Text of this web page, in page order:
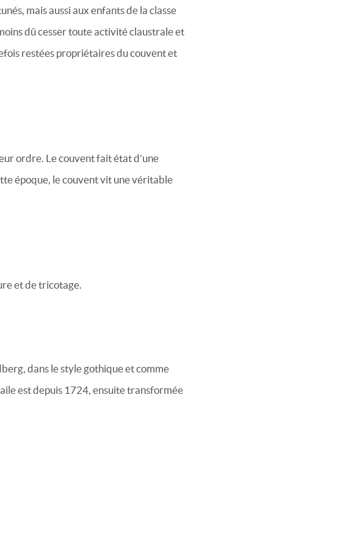
mais aussi aux enfants de la classe
dû cesser toute activité claustrale et
restées propriétaires du couvent et
ordre. Le couvent fait état d’une
époque, le couvent vit une véritable
et de tricotage.
dans le style gothique et comme
est depuis 1724, ensuite transformée